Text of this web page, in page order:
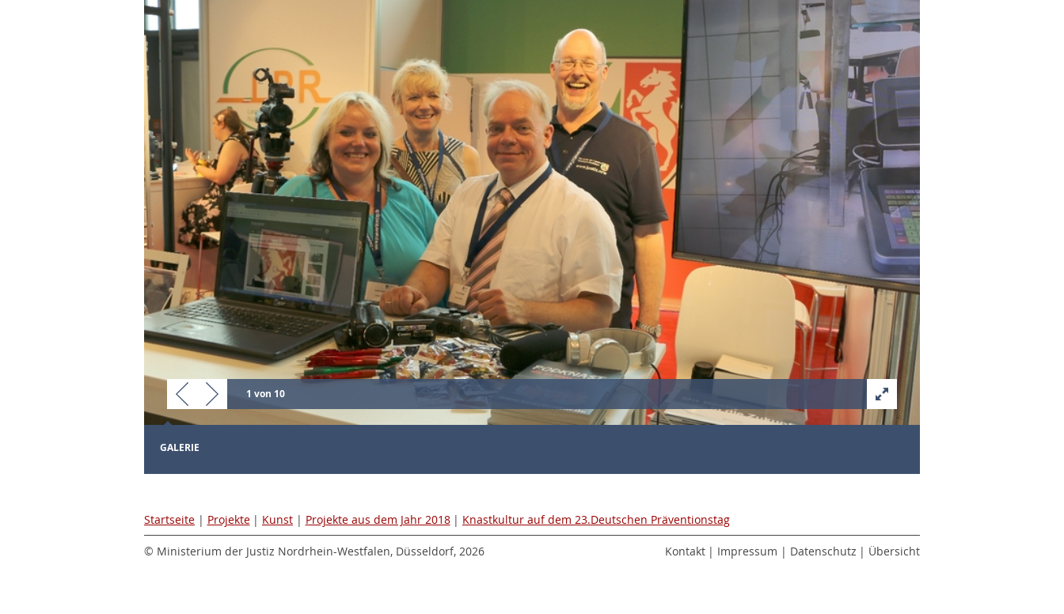
1 von 10
GALERIE
Startseite | Projekte | Kunst | Projekte aus dem Jahr 2018 | Knastkultur auf dem 23.Deutschen Präventionstag
© Ministerium der Justiz Nordrhein-Westfalen, Düsseldorf, 2026 Kontakt | Impressum | Datenschutz | Übersicht